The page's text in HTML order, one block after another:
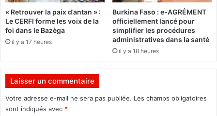
t
o
u
r
N
i
e
« Retrouver la paix d’antan » :
Le CERFI forme les voix de la
foi dans le Bazèga
il y a 17 heures
Burkina Faso : e-AGRÉMENT
officiellement lancé pour
simplifier les procédures
administratives dans la santé
il y a 18 heures
Laisser un commentaire
Votre adresse e-mail ne sera pas publiée. Les champs obligatoires
sont indiqués avec *